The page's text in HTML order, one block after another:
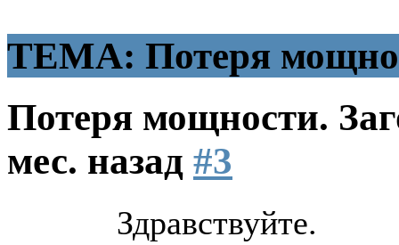
ТЕМА: Потеря
Потеря мощности.
мес. назад #3
Здравствуйте.